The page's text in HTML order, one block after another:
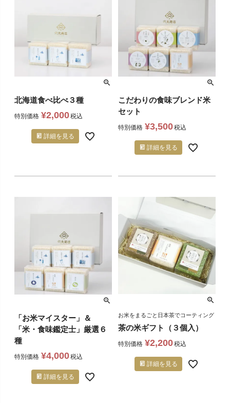
北海道食べ比べ３種
特別価格 ¥2,000税込
詳細を見る
こだわりの食味ブレンド米
セット
特別価格 ¥3,500税込
詳細を見る
「お米マイスター」＆
「米・食味鑑定士」厳選６
種
特別価格 ¥4,000税込
詳細を見る
お米をまるごと日本茶でコーティング
茶の米ギフト（３個入）
特別価格 ¥2,200税込
詳細を見る